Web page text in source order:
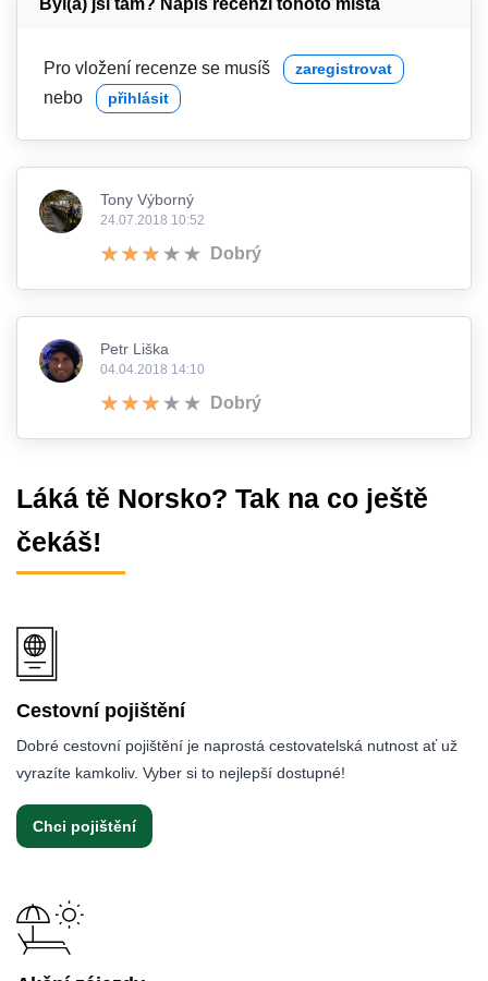
Pro vložení recenze se musíš zaregistrovat
nebo přihlásit
Tony Výborný
24.07.2018 10:52
Dobrý
Petr Liška
04.04.2018 14:10
Dobrý
Láká tě Norsko? Tak na co ještě
čekáš!
Cestovní pojištění
Dobré cestovní pojištění je naprostá cestovatelská nutnost ať už
vyrazíte kamkoliv. Vyber si to nejlepší dostupné!
Chci pojištění